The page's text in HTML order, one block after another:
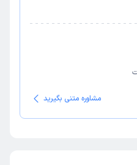
مشاوره متنی بگیرید